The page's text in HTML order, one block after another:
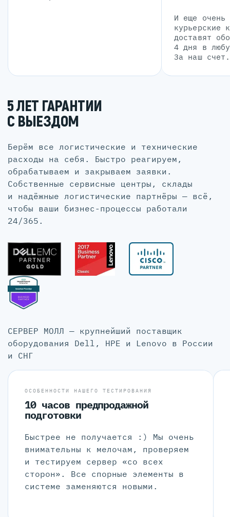
И еще очень
курьерские
доставят
4 дня в
За наш счет.
5 ЛЕТ ГАРАНТИИ
С ВЫЕЗДОМ
Берём все логистические и технические
расходы на себя. Быстро реагируем,
обрабатываем и закрываем заявки.
Собственные сервисные центры, склады
и надёжные логистические партнёры — всё,
чтобы ваши бизнес-процессы работали
24/365.
СЕРВЕР МОЛЛ — крупнейший поставщик
оборудования Dell, HPE и Lenovo в России
и СНГ
ОСОБЕННОСТИ НАШЕГО ТЕСТИРОВАНИЯ
10 часов предпродажной
подготовки
Быстрее не получается :) Мы очень
внимательны к мелочам, проверяем
и тестируем сервер «со всех
сторон». Все спорные элементы в
системе заменяются новыми.